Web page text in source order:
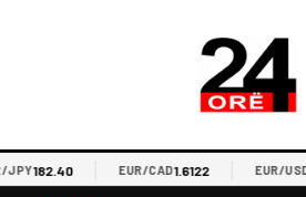
182.40 EUR/CAD1.6122 EUR/USD